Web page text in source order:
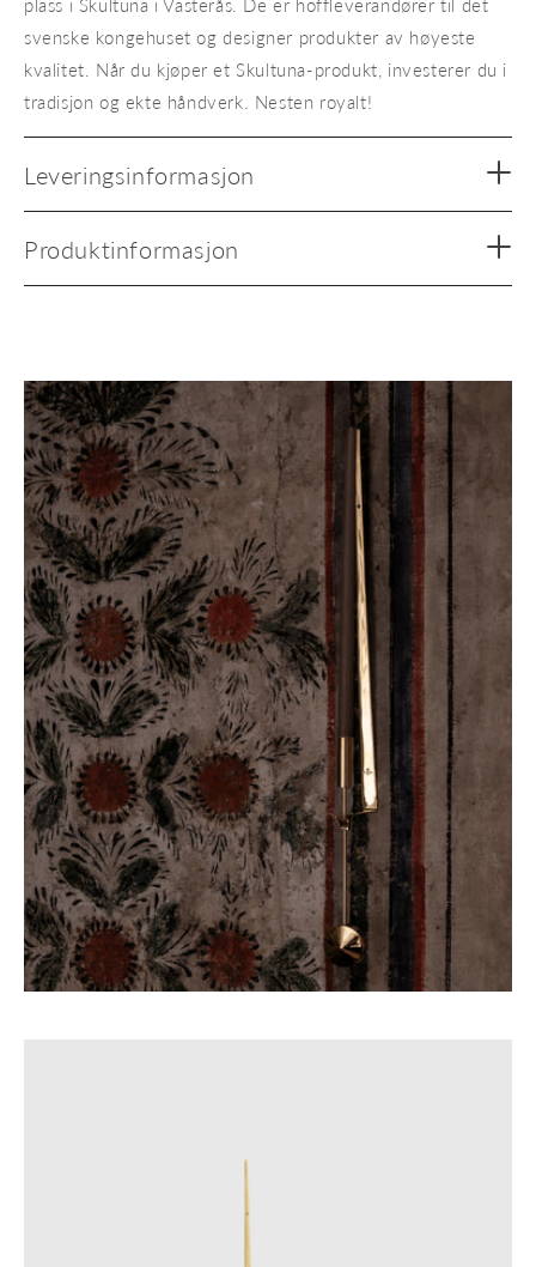
plass i Skultuna i Västerås. De er hoffleverandører til det
svenske kongehuset og designer produkter av høyeste
kvalitet. Når du kjøper et Skultuna-produkt, investerer du i
tradisjon og ekte håndverk. Nesten royalt!
Leveringsinformasjon
Produktinformasjon